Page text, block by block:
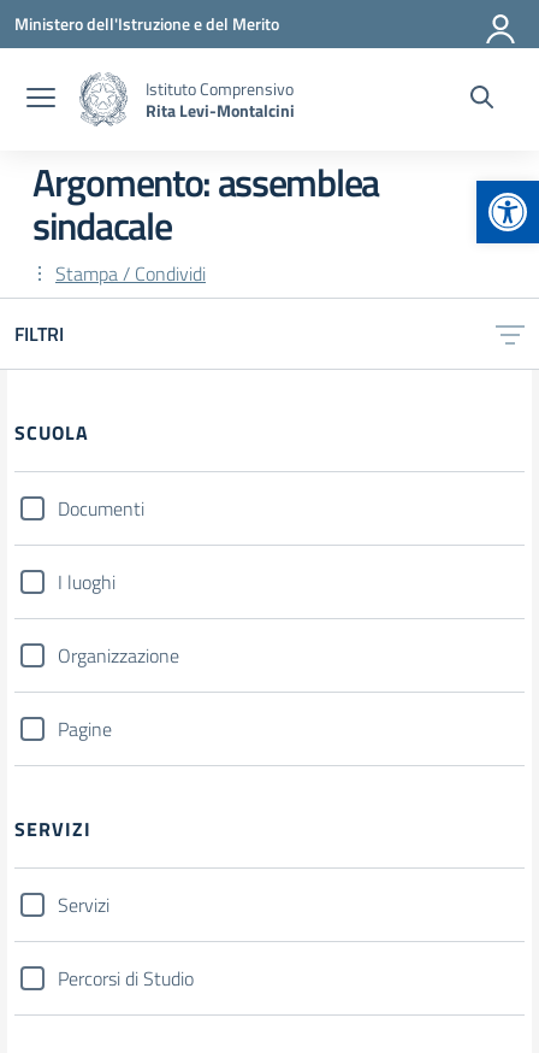
Vai ai contenuti
Vai al menu di navigazione
Vai al footer
Ministero dell'Istruzione e del Merito
Istituto Comprensivo
Rita Levi-Montalcini
Argomento: assemblea
sindacale
Stampa / Condividi
FILTRI
Filtri
SCUOLA
Documenti
I luoghi
Organizzazione
Pagine
SERVIZI
Servizi
Percorsi di Studio